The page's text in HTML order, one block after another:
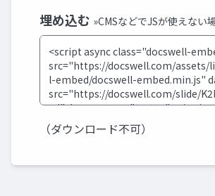
埋め込む »CMSなどでJSが使えない
（ダウンロード不可）